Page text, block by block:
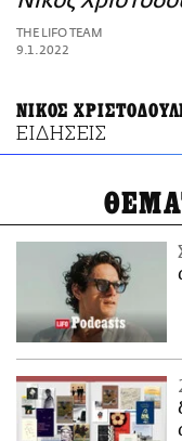
ΑΜΠΑ
PRINT
THE LIFO TEAM
9.1.2022
ΝΙΚΟΣ
ΕΙΔΗΣΕΙΣ